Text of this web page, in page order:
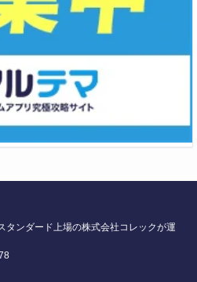
タンダード上場の株式会社コレックが運